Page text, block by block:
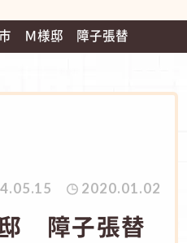
Ｍ様邸 障子張替
2020.01.02
障子張替